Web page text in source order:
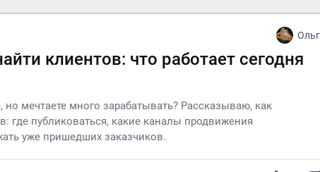
клиентов: что работает сегодня
мечтаете много зарабатывать? Рассказываю, как
где публиковаться, какие каналы продвижения
уже пришедших заказчиков.